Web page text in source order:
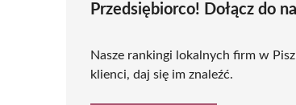
Przedsiębiorco! Dołącz do
Nasze rankingi lokalnych firm w
klienci, daj się im znaleźć.